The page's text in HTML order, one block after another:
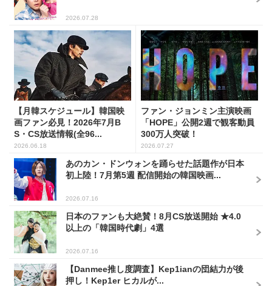
2026.07.28
【月韓スケジュール】韓国映
画ファン必見！2026年7月B
S・CS放送情報(全96...
2026.06.18
ファン・ジョンミン主演映画
「HOPE」公開2週で観客動員
300万人突破！
2026.07.27
あのカン・ドンウォンを踊らせた話題作が日本
初上陸！7月第5週 配信開始の韓国映画...
2026.07.16
日本のファンも大絶賛！8月CS放送開始 ★4.0
以上の「韓国時代劇」4選
2026.07.16
【Danmee推し度調査】Kep1ianの団結力が後
押し！Kep1er ヒカルが...